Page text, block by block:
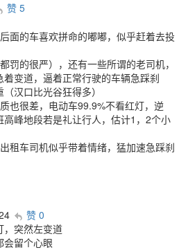
赞 5
面的车喜欢拼命的嘟嘟，似乎赶着去投
罚的很严），还有一些所谓的老司机，
变道，逼着正常行驶的车辆急踩刹
汉口比光谷狂得多）
也很差，电动车99.9%不看红灯，逆
峰地段若是礼让行人，估计1，2个小
租车司机似乎带着情绪，猛加速急踩刹
赞 0
，突然左变道
会留个心眼